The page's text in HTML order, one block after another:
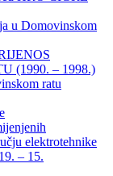
u Domovinskom
(1990. – 1998.)
ratu
elektrotehnike
– 15.